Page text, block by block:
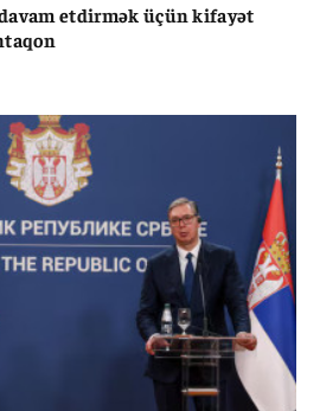
etdirmək üçün kifayət